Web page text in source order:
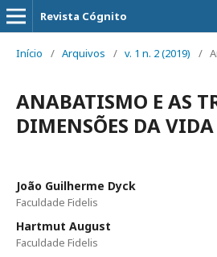
Revista Cógnito
Início / Arquivos / v. 1 n. 2 (2019) /
ANABATISMO E AS
DIMENSÕES DA
João Guilherme Dyck
Faculdade Fidelis
Hartmut August
Faculdade Fidelis